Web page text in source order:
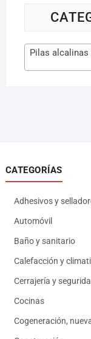
Pilas
CATEGORÍAS
Adhesivos y
Automóvil
Baño y sanitario
Calefacción y
Cerrajería y
Cocinas
Cogeneración,